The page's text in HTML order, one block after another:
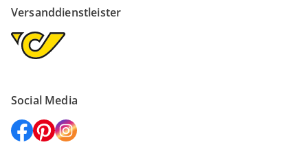
Versanddienstleister
Social Media